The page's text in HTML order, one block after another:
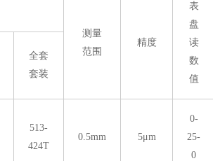
测量
范围
精度
表
盘
读
数
值
全套
套装
513-
424T
0.5mm 5μm
0-
25-
0